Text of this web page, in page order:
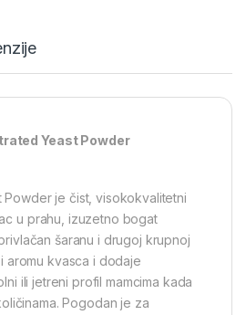
Yeast Powder
Powder je čist, visokokvalitetni
u prahu, izuzetno bogat
šaranu i drugoj krupnoj
aromu kvasca i dodaje
ili jetreni profil mamcima kada
Pogodan je za